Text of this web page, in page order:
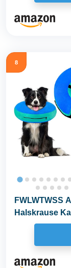
8
FWLWTWSS
Halskrause
Verstellbarer...